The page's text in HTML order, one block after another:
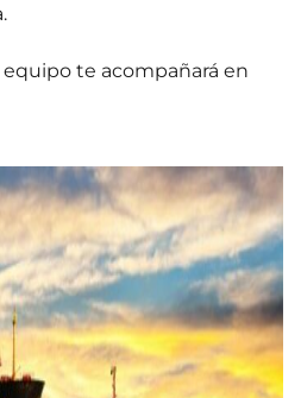
te acompañará en